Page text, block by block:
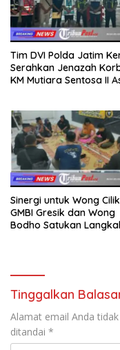
Tim DVI Polda Jatim
Serahkan Jenazah
KM Mutiara Sentosa II
Sinergi untuk Wong
GMBI Gresik dan Wong
Bodho Satukan
Tinggalkan
Alamat email Anda
ditandai *